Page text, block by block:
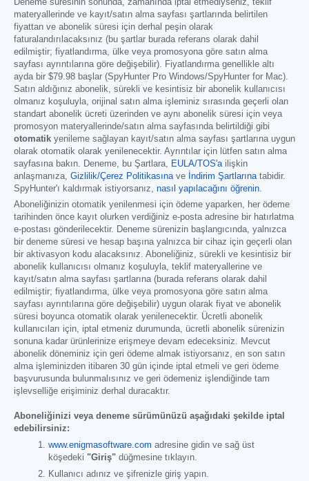
materyallerinde ve kayıt/satın alma sayfası şartlarında belirtilen
fiyattan ve abonelik süresi için derhal peşin olarak
faturalandırılacaksınız (bu şartlar burada referans olarak dahil
edilmiştir; fiyatlandırma, ülke veya promosyona göre satın alma
sayfası ayrıntılarına göre değişebilir). Fiyatlandırma genellikle altı
ayda bir $79.98 başlar (SpyHunter Pro Windows/SpyHunter for Mac).
Satın aldığınız abonelik, sürekli ve kesintisiz bir abonelik kullanıcısı
olmanız koşuluyla, orijinal satın alma işleminiz sırasında geçerli olan
standart abonelik ücreti üzerinden ve aynı abonelik süresi için veya
promosyon materyallerinde/satın alma sayfasında belirtildiği gibi
otomatik yenileme sağlayan kayıt/satın alma sayfası şartlarına uygun
olarak otomatik olarak yenilenecektir. Ayrıntılar için lütfen satın alma
sayfasına bakın. Deneme, bu Şartlara,
EULA/TOS'a ilişkin
anlaşmanıza, Gizlilik/Çerez Politikasına ve İndirim Şartlarına tabidir.
SpyHunter'ı kaldırmak istiyorsanız, nasıl yapılacağını öğrenin
Aboneliğinizin otomatik yenilenmesi için ödeme yaparken, her ödeme
tarihinden önce kayıt olurken verdiğiniz e-posta adresine bir hatırlatma
e-postası gönderilecektir. Deneme sürenizin başlangıcında, yalnızca
bir deneme süresi ve hesap başına yalnızca bir cihaz için geçerli olan
bir aktivasyon kodu alacaksınız. Aboneliğiniz, sürekli ve kesintisiz bir
abonelik kullanıcısı olmanız koşuluyla, teklif materyallerine ve
kayıt/satın alma sayfası şartlarına (burada referans olarak dahil
edilmiştir; fiyatlandırma, ülke veya promosyona göre satın alma
sayfası ayrıntılarına göre değişebilir) uygun olarak fiyat ve abonelik
süresi boyunca otomatik olarak yenilenecektir. Ücretli abonelik
kullanıcıları için, iptal etmeniz durumunda, ücretli abonelik sürenizin
sonuna kadar ürünlerinize erişmeye devam edeceksiniz. Mevcut
abonelik döneminiz için geri ödeme almak istiyorsanız, en son satın
alma işleminizden itibaren 30 gün içinde iptal etmeli ve geri ödeme
başvurusunda bulunmalısınız ve geri ödemeniz işlendiğinde tam
işlevselliğe erişiminiz derhal duracaktır.
Aboneliğinizi veya deneme sürümünüzü aşağıdaki şekilde iptal
edebilirsiniz:
www.enigmasoftware.com adresine gidin ve sağ üst
köşedeki "Giriş" düğmesine tıklayın.
Kullanıcı adınız ve şifrenizle giriş yapın.